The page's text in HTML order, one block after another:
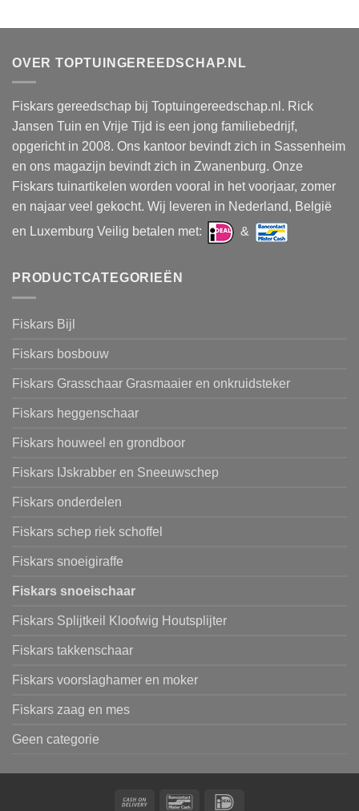
OVER TOPTUINGEREEDSCHAP.NL
Fiskars gereedschap bij Toptuingereedschap.nl. Rick
Jansen Tuin en Vrije Tijd is een jong familiebedrijf,
opgericht in 2008. Ons kantoor bevindt zich in Sassenheim
en ons magazijn bevindt zich in Zwanenburg. Onze
Fiskars tuinartikelen worden vooral in het voorjaar, zomer
en najaar veel gekocht. Wij leveren in Nederland, België
en Luxemburg Veilig betalen met:
&
PRODUCTCATEGORIEËN
Fiskars Bijl
Fiskars bosbouw
Fiskars Grasschaar Grasmaaier en onkruidsteker
Fiskars heggenschaar
Fiskars houweel en grondboor
Fiskars IJskrabber en Sneeuwschep
Fiskars onderdelen
Fiskars schep riek schoffel
Fiskars snoeigiraffe
Fiskars snoeischaar
Fiskars Splijtkeil Kloofwig Houtsplijter
Fiskars takkenschaar
Fiskars voorslaghamer en moker
Fiskars zaag en mes
Geen categorie
Cash Bancontact